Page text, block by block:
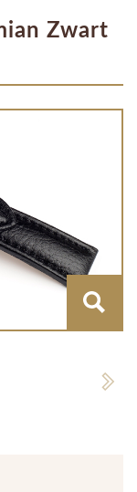
Zwart
Next